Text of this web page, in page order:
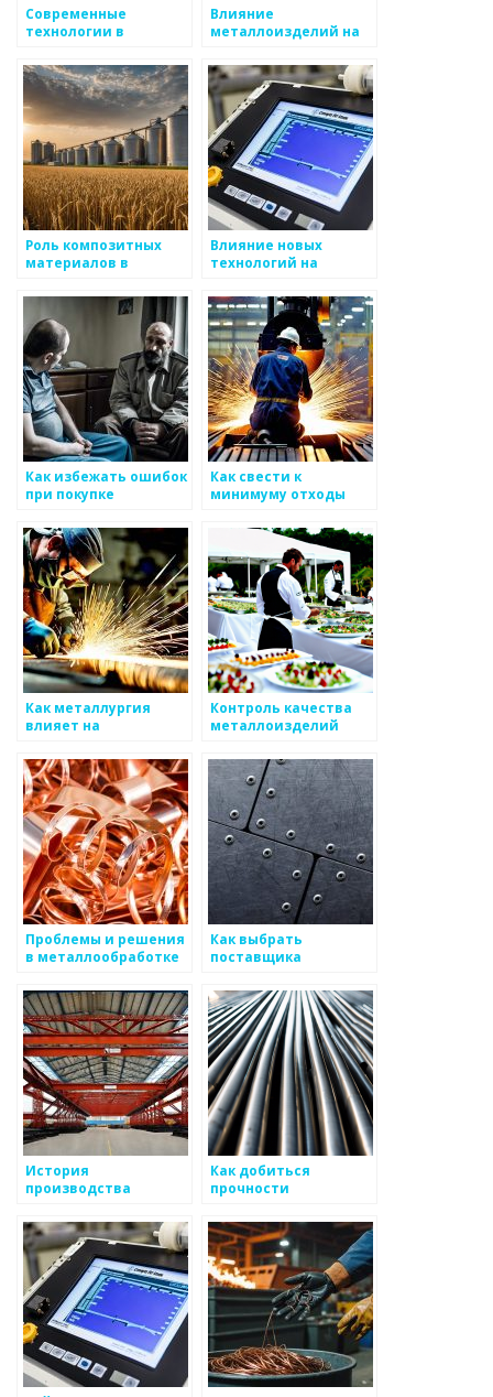
Современные
технологии в
металлоизделий
Влияние
металлоизделий на
Роль композитных
материалов в
металлоизделий
Влияние новых
технологий на
металлоизделий
Как избежать ошибок
при покупке
Как свести к
минимуму отходы
металлоизделий
Как металлургия
влияет на
металлоизделий
Контроль качества
металлоизделий
Проблемы и решения
в металлообработке
Как выбрать
поставщика
История
производства
Как добиться
прочности